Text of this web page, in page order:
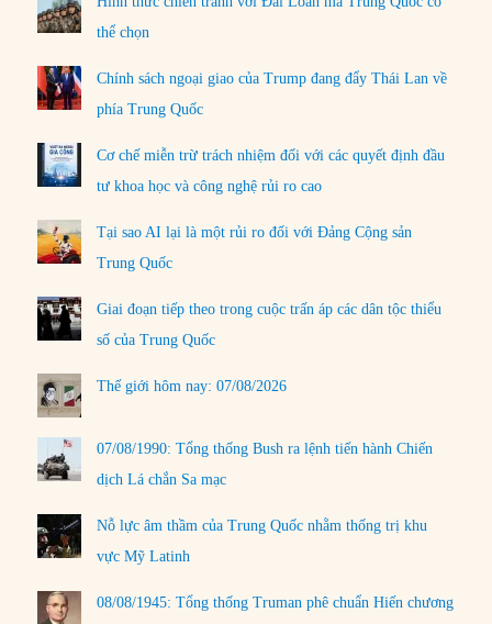
thể chọn
Chính sách ngoại giao của Trump đang đẩy Thái Lan về
phía Trung Quốc
Cơ chế miễn trừ trách nhiệm đối với các quyết định đầu
tư khoa học và công nghệ rủi ro cao
Tại sao AI lại là một rủi ro đối với Đảng Cộng sản
Trung Quốc
Giai đoạn tiếp theo trong cuộc trấn áp các dân tộc thiểu
số của Trung Quốc
Thế giới hôm nay: 07/08/2026
07/08/1990: Tổng thống Bush ra lệnh tiến hành Chiến
dịch Lá chắn Sa mạc
Nỗ lực âm thầm của Trung Quốc nhằm thống trị khu
vực Mỹ Latinh
08/08/1945: Tổng thống Truman phê chuẩn Hiến chương